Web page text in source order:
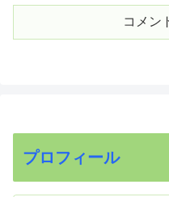
コメン
プロフィール